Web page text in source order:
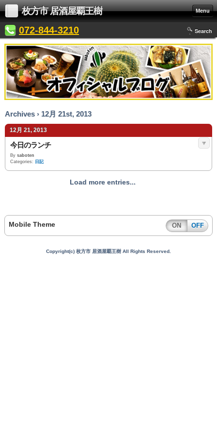
枚方市 居酒屋覇王樹 Menu
072-844-3210 Search
Archives › 12月 21st, 2013
12月 21, 2013
今日のランチ
By saboten
Categories: 日記
Load more entries...
Mobile Theme ON OFF
Copyright(c) 枚方市 居酒屋覇王樹 All Rights Reserved.